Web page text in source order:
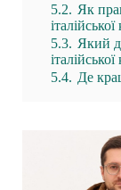
5.2. Як
5.3. Який
5.4. Де